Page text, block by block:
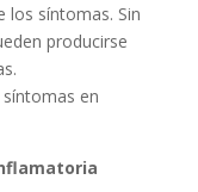
los síntomas. Sin
producirse
en